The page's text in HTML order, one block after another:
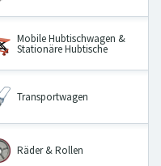
Mobile Hubtischwagen &
Stationäre Hubtische
Transportwagen
Räder & Rollen